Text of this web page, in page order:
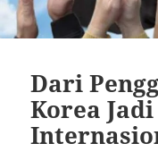
Dari
Korea